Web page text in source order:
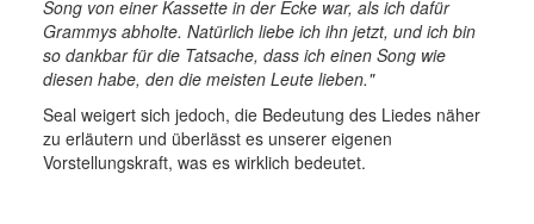
Song von einer Kassette in der Ecke war, als ich dafür
Grammys abholte. Natürlich liebe ich ihn jetzt, und ich bin
so dankbar für die Tatsache, dass ich einen Song wie
diesen habe, den die meisten Leute lieben."
Seal weigert sich jedoch, die Bedeutung des Liedes näher
zu erläutern und überlässt es unserer eigenen
Vorstellungskraft, was es wirklich bedeutet.